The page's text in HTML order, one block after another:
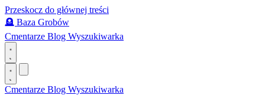
Przeskocz do głównej treści
🪦 Baza Grobów
Cmentarze Blog Wyszukiwarka
Cmentarze Blog Wyszukiwarka